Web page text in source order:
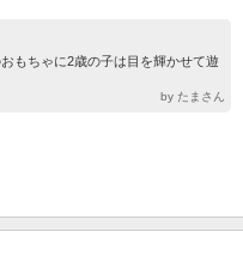
もちゃに2歳の子は目を輝かせて遊
by たまさん
曜日が祝・休日の場合は翌日）、
メンテナンス等の休館日につい